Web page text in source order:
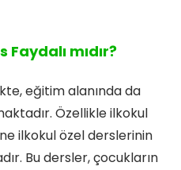
mıdır?
eğitim alanında da
Özellikle ilkokul
ilkokul özel derslerinin
Bu dersler, çocukların